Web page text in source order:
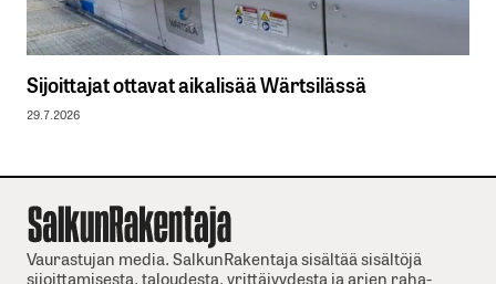
Sijoittajat ottavat aikalisää Wärtsilässä
29.7.2026
Vaurastujan media. SalkunRakentaja sisältää sisältöjä
sijoittamisesta, taloudesta, yrittäjyydesta ja arjen raha-